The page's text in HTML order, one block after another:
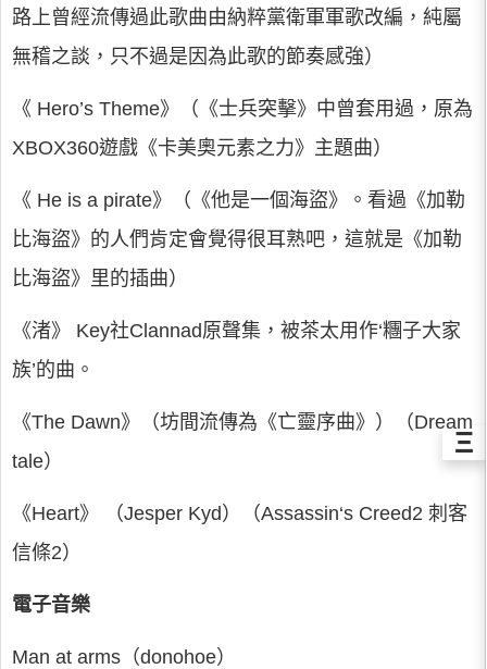
路上曾經流傳過此歌曲由納粹黨衛軍軍歌改編，純屬
無稽之談，只不過是因為此歌的節奏感強）
《 Hero’s Theme》（《士兵突擊》中曾套用過，原為
XBOX360遊戲《卡美奧元素之力》主題曲）
《 He is a pirate》（《他是一個海盜》。看過《加勒
比海盜》的人們肯定會覺得很耳熟吧，這就是《加勒
比海盜》里的插曲）
《渚》 Key社Clannad原聲集，被茶太用作‘糰子大家
族’的曲。
《The Dawn》（坊間流傳為《亡靈序曲》）（Dream
tale）
《Heart》 （Jesper Kyd）（Assassin‘s Creed2 刺客
信條2）
電子音樂
Man at arms（donohoe）
Ξ